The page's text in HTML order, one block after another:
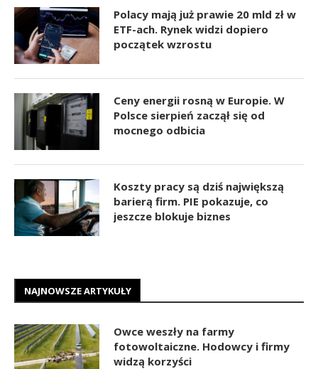
Polacy mają już prawie 20 mld zł w
ETF-ach. Rynek widzi dopiero
początek wzrostu
Ceny energii rosną w Europie. W
Polsce sierpień zaczął się od
mocnego odbicia
Koszty pracy są dziś największą
barierą firm. PIE pokazuje, co
jeszcze blokuje biznes
NAJNOWSZE ARTYKUŁY
Owce weszły na farmy
fotowoltaiczne. Hodowcy i firmy
widzą korzyści